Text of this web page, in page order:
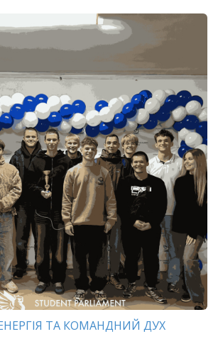
ТА КОМАНДНИЙ ДУХ